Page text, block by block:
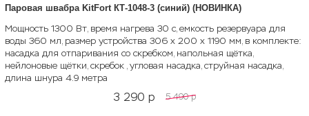
Паровая швабра KitFort КТ-1048-3 (синий) (НОВИНКА)
Мощность 1300 Вт, время нагрева 30 с, емкость резервуара для
воды 360 мл, размер устройства 306 х 200 х 1190 мм, в комплекте:
насадка для отпаривания со скребком, напольная щётка,
нейлоновые щётки, скребок , угловая насадка, струйная насадка,
длина шнура 4.9 метра
3 290 p 5 490 p